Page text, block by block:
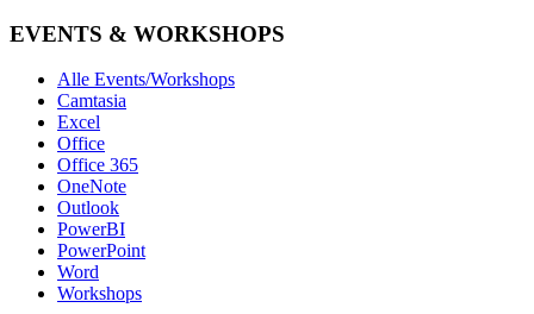
EVENTS & WORKSHOPS
Alle Events/Workshops
Camtasia
Excel
Office
Office 365
OneNote
Outlook
PowerBI
PowerPoint
Word
Workshops